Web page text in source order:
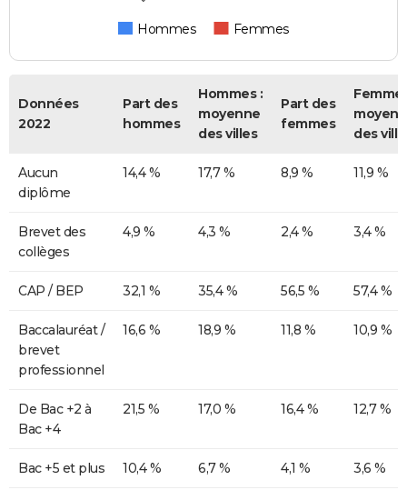
Hommes Femmes
Données
2022
Part des
hommes
Hommes :
moyenne
des villes
Part des
femmes
des
Aucun
diplôme
14,4 % 17,7 % 8,9 % 11,9 %
Brevet des
collèges
4,9 % 4,3 % 2,4 % 3,4 %
CAP / BEP 32,1 % 35,4 % 56,5 % 57,4 %
Baccalauréat /
brevet
professionnel
16,6 % 18,9 % 11,8 % 10,9 %
De Bac +2 à
Bac +4
21,5 % 17,0 % 16,4 % 12,7 %
Bac +5 et plus 10,4 % 6,7 % 4,1 % 3,6 %